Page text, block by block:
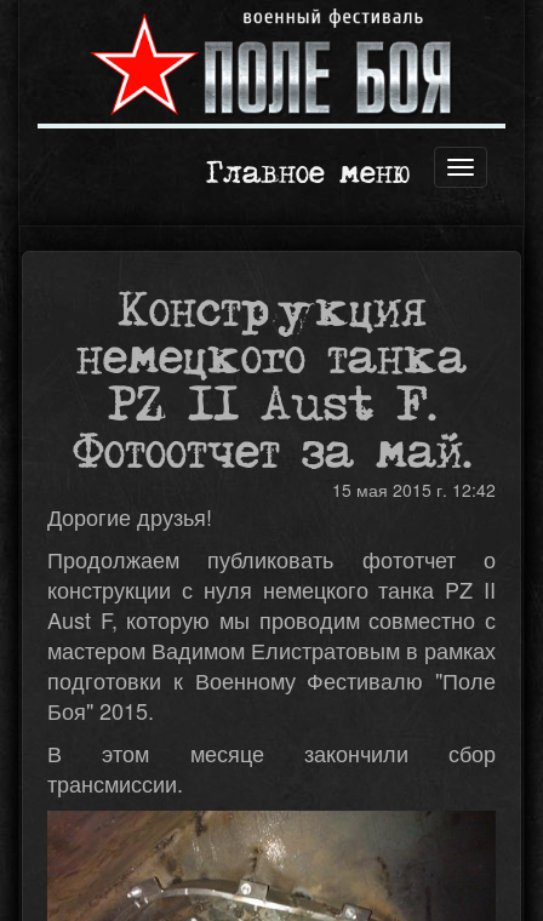
Открыть
Главное меню
Конструкция
немецкого танка
PZ II Aust F.
Фотоотчет за май.
15 мая 2015 г. 12:42
Дорогие друзья!
Продолжаем публиковать фототчет о
конструкции с нуля немецкого танка PZ II
Aust F, которую мы проводим совместно с
мастером Вадимом Елистратовым в рамках
подготовки к Военному Фестивалю "Поле
Боя" 2015.
В этом месяце закончили сбор
трансмиссии.